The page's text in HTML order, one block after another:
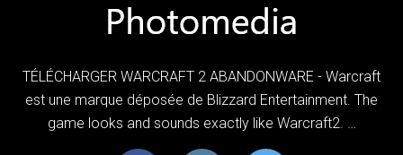
TÉLÉCHARGER WARCRAFT 2 ABANDONWARE - Warcraft
est une marque déposée de Blizzard Entertainment. The
game looks and sounds exactly like Warcraft2. …